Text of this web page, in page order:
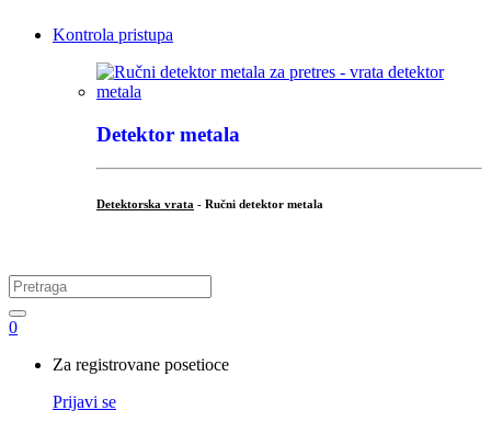
Kontrola pristupa
Detektor metala
Detektorska vrata - Ručni detektor metala
Search
for:
0
Za registrovane posetioce
Prijavi se